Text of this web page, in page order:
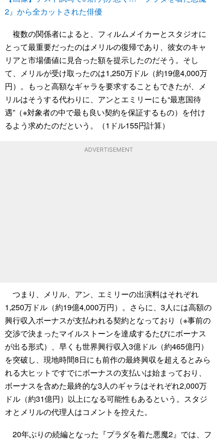
2』から全カットされた俳優
複数の関係者によると、フィルムメイカーとスタジオに
とって最重要だったのはメリルの復帰であり、彼女のキャ
リアと市場価値に見合った額を提示したのだそう。そし
て、メリルが受け取ったのは1,250万ドル（約19億4,000万
円）。もっと高額なギャラを要求することもできたが、メ
リルはそうする代わりに、アンとエミリーにも“最恵国待
遇”（※対象者の中で最も良い契約を保証するもの）を付け
るよう求めたのだという。（1ドル155円計算）
ADVERTISEMENT
つまり、メリル、アン、エミリーの出演料はそれぞれ
1,250万ドル（約19億4,000万円）。さらに、3人には高額の
興行収入ボーナスが支払われる契約となっており（※事前の
交渉で決まったマイルストーンを達成するたびにボーナス
が出る形式）、早くも世界興行収入3億ドル（約465億円）
を突破し、現地時間8日にも前作の最終興収を超えるとみら
れる大ヒットですでにボーナスの支払いは始まっており、
ボーナスを含めた最終的な3人のギャラはそれぞれ2,000万
ドル（約31億円）以上になる可能性もあるという。スタジ
オとメリルの代理人はコメントを控えた。
20年ぶりの続編となった『プラダを着た悪魔2』では、フ